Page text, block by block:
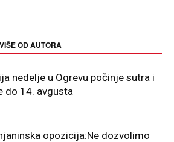
VIŠE OD AUTORA
nedelje u Ogrevu počinje sutra i
do 14. avgusta
opozicija:Ne dozvolimo